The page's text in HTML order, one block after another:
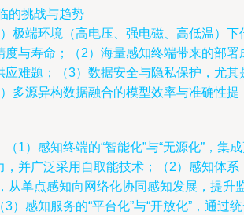
的挑战与趋势
极端环境（高电压、强电磁、高低温）下
度与寿命；（2）海量感知终端带来的部署
应难题；（3）数据安全与隐私保护，尤其
多源异构数据融合的模型效率与准确性提
1）感知终端的“智能化”与“无源化”，集
，并广泛采用自取能技术；（2）感知体系
从单点感知向网络化协同感知发展，提升
）感知服务的“平台化”与“开放化”，通过